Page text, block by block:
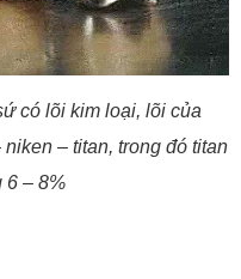
có lõi kim loại, lõi của
– titan, trong đó titan
6 – 8%